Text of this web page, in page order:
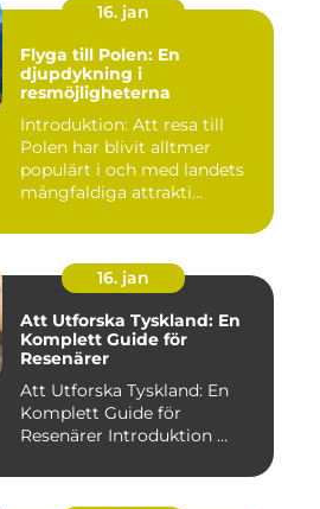
16. jan
Flyga till Polen: En
djupdykning i
resmöjligheterna
Introduktion: Att resa till
Polen har blivit alltmer
populärt i och med landets
mångfaldiga attrakti...
16. jan
Att Utforska Tyskland: En
Komplett Guide för
Resenärer
Att Utforska Tyskland: En
Komplett Guide för
Resenärer Introduktion ...